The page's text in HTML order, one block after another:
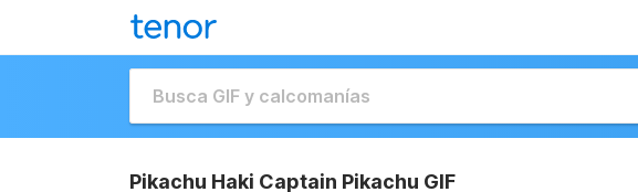
Pikachu Haki Captain Pikachu GIF